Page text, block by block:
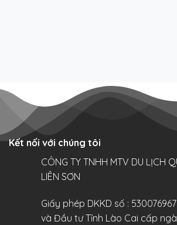
Kết nối với chúng tôi
CÔNG TY TNHH MTV DU LỊCH
LIÊN SƠN
Giấy phép DKKD số :
và Đầu tư Tỉnh Lào Cai cấp